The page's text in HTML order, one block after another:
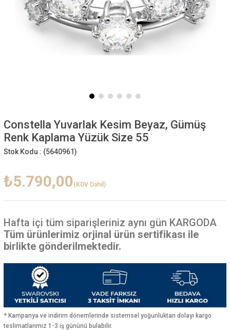
Constella Yuvarlak Kesim Beyaz, Gümüş
Renk Kaplama Yüzük Size 55
Stok Kodu : (5640961)
₺5.790,00 (KDV Dahil)
Hafta içi tüm siparişleriniz aynı gün KARGODA
Tüm ürünlerimiz orjinal ürün sertifikası ile
birlikte gönderilmektedir.
* Kampanya ve indirim dönemlerinde sistemsel yoğunluktan dolayı kargo
teslimatlarımız 1-3 iş gününü bulabilir.